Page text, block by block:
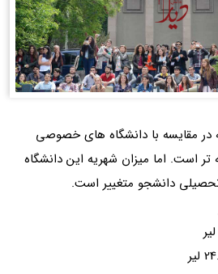
در مقایسه با دانشگاه های خصوصی
تر است. اما میزان شهریه این دانشگاه
دانشجو متغییر است.